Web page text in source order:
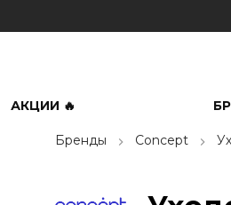
АКЦИИ 🔥
Бренды Concept